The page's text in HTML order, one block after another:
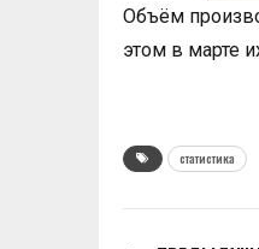
Объём
этом в марте
статистика